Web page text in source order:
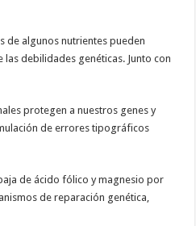
de algunos nutrientes pueden
debilidades genéticas. Junto con
protegen a nuestros genes y
de errores tipográficos
de ácido fólico y magnesio por
de reparación genética,